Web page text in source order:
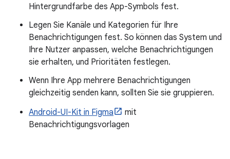
Hintergrundfarbe des App-Symbols fest.
Legen Sie Kanäle und Kategorien für Ihre
Benachrichtigungen fest. So können das System und
Ihre Nutzer anpassen, welche Benachrichtigungen
sie erhalten, und Prioritäten festlegen.
Wenn Ihre App mehrere Benachrichtigungen
gleichzeitig senden kann, sollten Sie sie gruppieren.
Android-UI-Kit in Figma
mit
Benachrichtigungsvorlagen